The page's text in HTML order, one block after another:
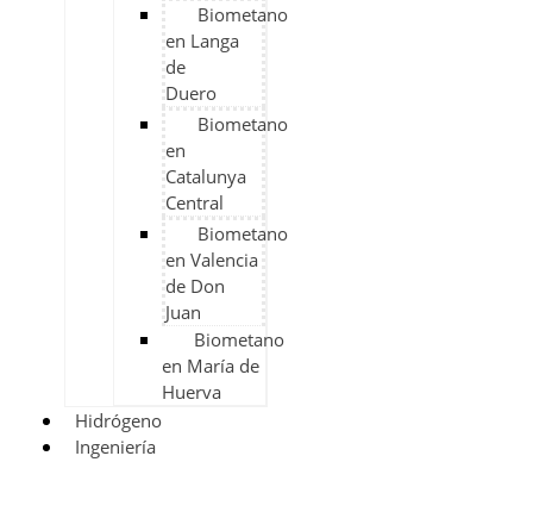
Biometano
en Langa
de
Duero
Biometano
en
Catalunya
Central
Biometano
en Valencia
de Don
Juan
Biometano
en María de
Huerva
Hidrógeno
Ingeniería